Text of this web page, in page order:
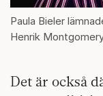
Paula Bieler
Henrik
Det är också